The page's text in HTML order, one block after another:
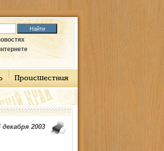
Происшествия
декабря 2003